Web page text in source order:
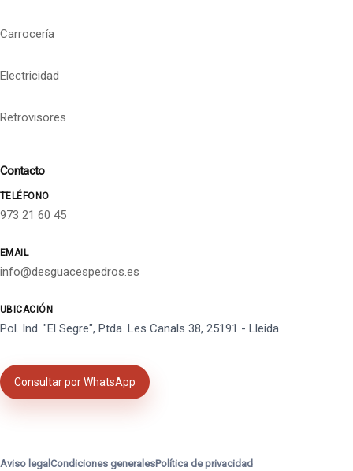
Carrocería
Electricidad
Retrovisores
Contacto
TELÉFONO
973 21 60 45
EMAIL
info@desguacespedros.es
UBICACIÓN
Pol. Ind. "El Segre", Ptda. Les Canals 38, 25191 - Lleida
Consultar por WhatsApp
Aviso legal Condiciones generalesPolítica de privacidad